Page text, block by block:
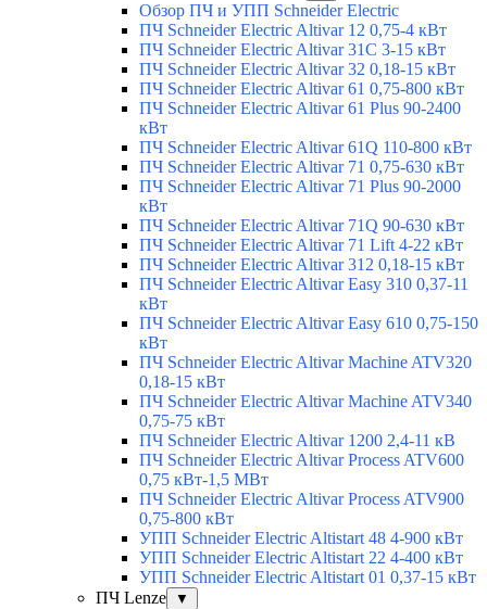
Обзор ПЧ и УПП Schneider Electric
ПЧ Schneider Electric Altivar 12 0,75-4 кВт
ПЧ Schneider Electric Altivar 31C 3-15 кВт
ПЧ Schneider Electric Altivar 32 0,18-15 кВт
ПЧ Schneider Electric Altivar 61 0,75-800 кВт
ПЧ Schneider Electric Altivar 61 Plus 90-2400
кВт
ПЧ Schneider Electric Altivar 61Q 110-800 кВт
ПЧ Schneider Electric Altivar 71 0,75-630 кВт
ПЧ Schneider Electric Altivar 71 Plus 90-2000
кВт
ПЧ Schneider Electric Altivar 71Q 90-630 кВт
ПЧ Schneider Electric Altivar 71 Lift 4-22 кВт
ПЧ Schneider Electric Altivar 312 0,18-15 кВт
ПЧ Schneider Electric Altivar Easy 310 0,37-11
кВт
ПЧ Schneider Electric Altivar Easy 610 0,75-150
кВт
ПЧ Schneider Electric Altivar Machine ATV320
0,18-15 кВт
ПЧ Schneider Electric Altivar Machine ATV340
0,75-75 кВт
ПЧ Schneider Electric Altivar 1200 2,4-11 кВ
ПЧ Schneider Electric Altivar Process ATV600
0,75 кВт-1,5 МВт
ПЧ Schneider Electric Altivar Process ATV900
0,75-800 кВт
УПП Schneider Electric Altistart 48 4-900 кВт
УПП Schneider Electric Altistart 22 4-400 кВт
УПП Schneider Electric Altistart 01 0,37-15 кВт
ПЧ Lenze
▼